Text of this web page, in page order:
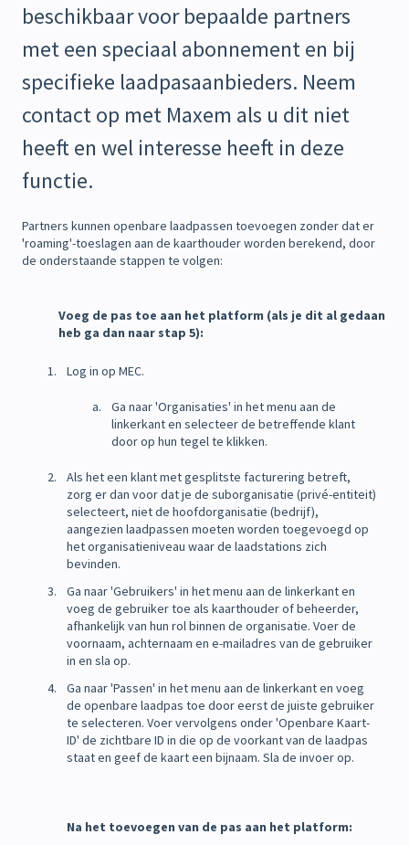
beschikbaar voor bepaalde partners
met een speciaal abonnement en bij
specifieke laadpasaanbieders. Neem
contact op met Maxem als u dit niet
heeft en wel interesse heeft in deze
functie.
Partners kunnen openbare laadpassen toevoegen zonder dat er
'roaming'-toeslagen aan de kaarthouder worden berekend, door
de onderstaande stappen te volgen:
Voeg de pas toe aan het platform (als je dit al gedaan
heb ga dan naar stap 5):
Log in op MEC.
Ga naar 'Organisaties' in het menu aan de
linkerkant en selecteer de betreffende klant
door op hun tegel te klikken.
Als het een klant met gesplitste facturering betreft,
zorg er dan voor dat je de suborganisatie (privé-entiteit)
selecteert, niet de hoofdorganisatie (bedrijf),
aangezien laadpassen moeten worden toegevoegd op
het organisatieniveau waar de laadstations zich
bevinden.
Ga naar 'Gebruikers' in het menu aan de linkerkant en
voeg de gebruiker toe als kaarthouder of beheerder,
afhankelijk van hun rol binnen de organisatie. Voer de
voornaam, achternaam en e-mailadres van de gebruiker
in en sla op.
Ga naar 'Passen' in het menu aan de linkerkant en voeg
de openbare laadpas toe door eerst de juiste gebruiker
te selecteren. Voer vervolgens onder 'Openbare Kaart-
ID' de zichtbare ID in die op de voorkant van de laadpas
staat en geef de kaart een bijnaam. Sla de invoer op.
Na het toevoegen van de pas aan het platform: